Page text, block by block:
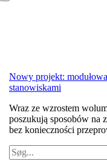
Nowy projekt:
stanowiskami
Wraz ze wzrostem
poszukują sposobów na
bez konieczności